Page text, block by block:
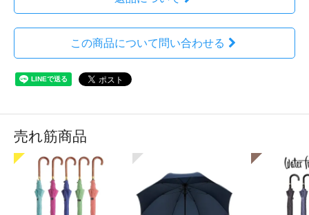
この商品について問い合わせる
売れ筋商品